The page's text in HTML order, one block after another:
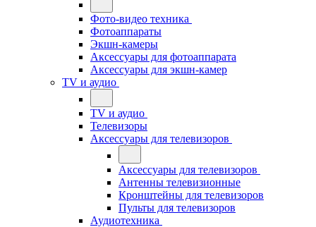
Фото-видео техника
Фотоаппараты
Экшн-камеры
Аксессуары для фотоаппарата
Аксессуары для экшн-камер
TV и аудио
TV и аудио
Телевизоры
Аксессуары для телевизоров
Аксессуары для телевизоров
Антенны телевизионные
Кронштейны для телевизоров
Пульты для телевизоров
Аудиотехника